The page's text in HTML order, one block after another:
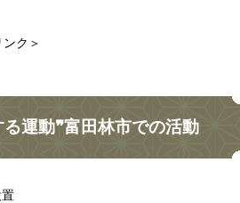
ンク＞
運動❞富田林市での活動